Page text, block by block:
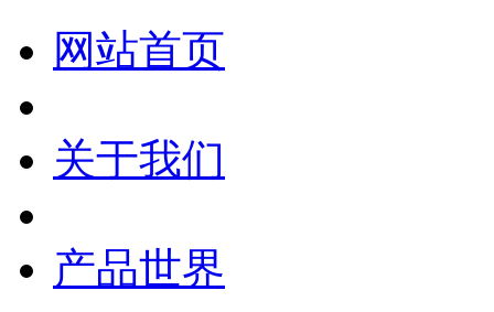
网站首页
关于我们
产品世界